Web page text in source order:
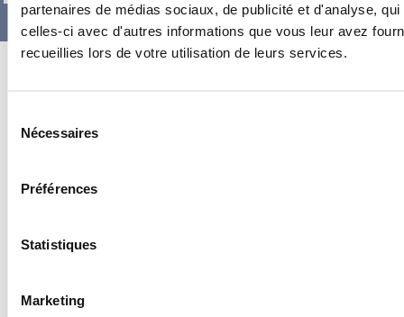
partenaires de médias sociaux, de publicité et d'analyse,
celles-ci avec d'autres informations que vous leur avez
recueillies lors de votre utilisation de leurs services.
Nécessaires
Préférences
Statistiques
Marketing